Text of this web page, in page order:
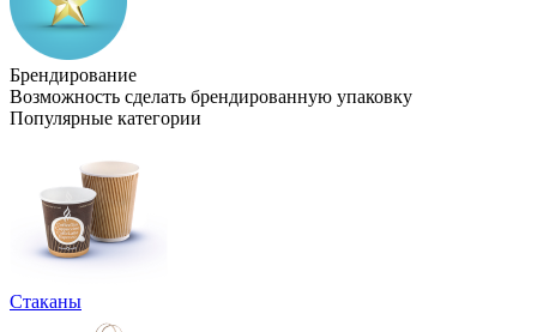
Брендирование
Возможность сделать брендированную упаковку
Популярные категории
Стаканы